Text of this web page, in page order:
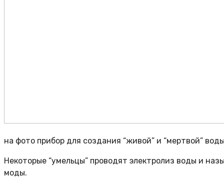
на фото прибор для создания “живой” и “мертвой”
Некоторые “умельцы” проводят электролиз воды и
моды.